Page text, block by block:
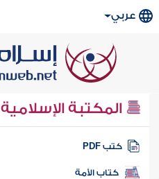
عربي
المكتبة الإسلامية
كتب PDF